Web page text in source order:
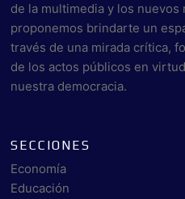
de la multimedia y los
proponemos brindarte un
través de una mirada crítica,
de los actos públicos en
nuestra democracia.
SECCIONES
Economía
Educación